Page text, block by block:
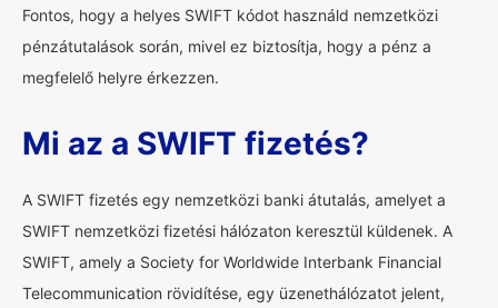
Fontos, hogy a helyes SWIFT kódot használd nemzetközi
pénzátutalások során, mivel ez biztosítja, hogy a pénz a
megfelelő helyre érkezzen.
Mi az a SWIFT fizetés?
A SWIFT fizetés egy nemzetközi banki átutalás, amelyet a
SWIFT nemzetközi fizetési hálózaton keresztül küldenek. A
SWIFT, amely a Society for Worldwide Interbank Financial
Telecommunication rövidítése, egy üzenethálózatot jelent,